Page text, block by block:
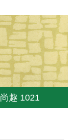
尚趣 1021